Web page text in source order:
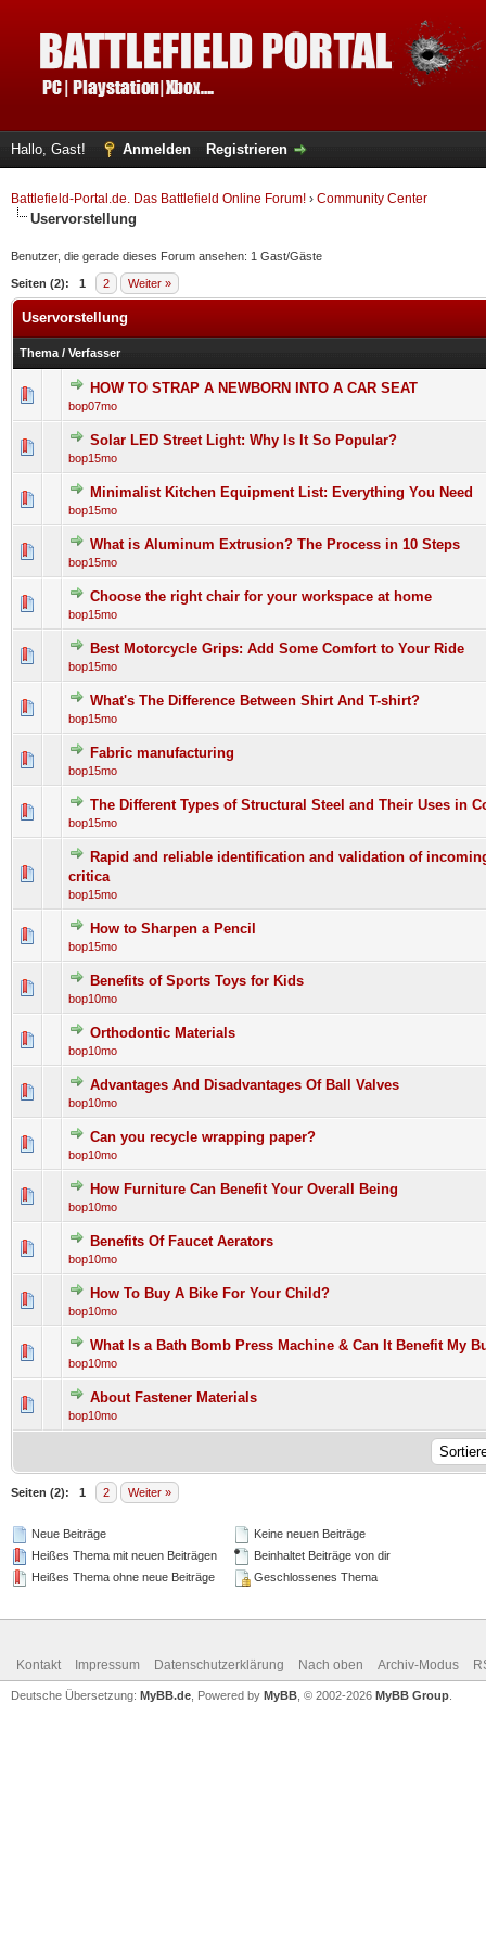
Hallo, Gast! Anmelden Registrieren
Battlefield-Portal.de. Das Battlefield Online Forum! › Community Center
Uservorstellung
Benutzer, die gerade dieses Forum ansehen: 1 Gast/Gäste
Seiten (2): 1 2 Weiter »
Uservorstellung
Thema / Verfasser
HOW TO STRAP A NEWBORN INTO A CAR SEAT
bop07mo
0 Bewertung(en) - 0 von 5 durchschnittlich
12345
Solar LED Street Light: Why Is It So Popular?
bop15mo
0 Bewertung(en) - 0 von 5 durchschnittlich
12 345
Minimalist Kitchen Equipment List: Everything You Need
bop15mo
0 Bewertung(en) - 0 von 5 durchschnittlich
12345
What is Aluminum Extrusion? The Process in 10 Steps
bop15mo
0 Bewertung(en) - 0 von 5 durchschnittlich
12345
Choose the right chair for your workspace at home
bop15mo
0 Bewertung(en) - 0 von 5 durchschnittlich
12 34 5
Best Motorcycle Grips: Add Some Comfort to Your Ride
bop15mo
0 Bewertung(en) - 0 von 5 durchschnittlich
12 345
What's The Difference Between Shirt And T-shirt?
bop15mo
0 Bewertung(en) - 0 von 5 durchschnittlich
1 2345
Fabric manufacturing
bop15mo
0 Bewertung(en) - 0 von 5 durchschnittlich
1
The Different Types of Structural Steel and Their Uses in
bop15mo
0 Bewertung(en) - 0 von 5 durchschnittlich
1 2345
Rapid and reliable identification and validation of
critica
bop15mo
0 Bewertung(en) - 0 von 5 durchschnittlich
How to Sharpen a Pencil
bop15mo
0 Bewertung(en) - 0 von 5 durchschnittlich
1234
Benefits of Sports Toys for Kids
bop10mo
0 Bewertung(en) - 0 von 5 durchschnittlich
12345
Orthodontic Materials
bop10mo
0 Bewertung(en) - 0 von 5 durchschnittlich
1
Advantages And Disadvantages Of Ball Valves
bop10mo
0 Bewertung(en) - 0 von 5 durchschnittlich
12345
Can you recycle wrapping paper?
bop10mo
0 Bewertung(en) - 0 von 5 durchschnittlich
12345
How Furniture Can Benefit Your Overall Being
bop10mo
0 Bewertung(en) - 0 von 5 durchschnittlich
12345
Benefits Of Faucet Aerators
bop10mo
0 Bewertung(en) - 0 von 5 durchschnittlich
12345
How To Buy A Bike For Your Child?
bop10mo
0 Bewertung(en) - 0 von 5 durchschnittlich
12 345
What Is a Bath Bomb Press Machine & Can It Benefit My
bop10mo
0 Bewertung(en) - 0 von 5 durchschnittlich
12 345
About Fastener Materials
bop10mo
0 Bewertung(en) - 0 von 5 durchschnittlich
1234
Seiten (2): 1 2 Weiter »
Neue Beiträge
Heißes Thema mit neuen Beiträgen
Heißes Thema ohne neue Beiträge
Keine neuen Beiträge
Beinhaltet Beiträge von dir
Geschlossenes Thema
Kontakt Impressum Datenschutzerklärung Nach oben Archiv-Modus
Deutsche Übersetzung: MyBB.de , Powered by MyBB , © 2002-2026 MyBB Group